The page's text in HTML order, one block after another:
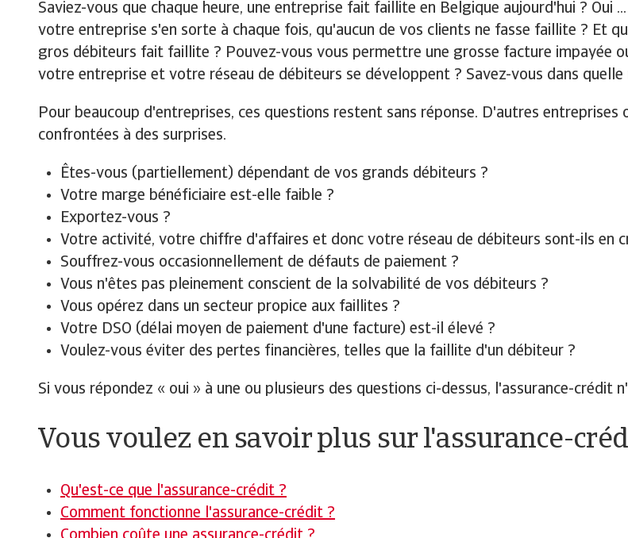
Saviez-vous que chaque heure, une entreprise fait faillite en Belgique aujourd'hui ? Oui
votre entreprise s'en sorte à chaque fois, qu'aucun de vos clients ne fasse faillite ? Et
gros débiteurs fait faillite ? Pouvez-vous vous permettre une grosse facture impayée
votre entreprise et votre réseau de débiteurs se développent ? Savez-vous dans
Pour beaucoup d'entreprises, ces questions restent sans réponse. D'autres
confrontées à des surprises.
Êtes-vous (partiellement) dépendant de vos grands débiteurs ?
Votre marge bénéficiaire est-elle faible ?
Exportez-vous ?
Votre activité, votre chiffre d'affaires et donc votre réseau de débiteurs sont-ils en
Souffrez-vous occasionnellement de défauts de paiement ?
Vous n'êtes pas pleinement conscient de la solvabilité de vos débiteurs ?
Vous opérez dans un secteur propice aux faillites ?
Votre DSO (délai moyen de paiement d'une facture) est-il élevé ?
Voulez-vous éviter des pertes financières, telles que la faillite d'un débiteur ?
Si vous répondez « oui » à une ou plusieurs des questions ci-dessus, l'assurance-crédit
Vous voulez en savoir plus sur l'assurance-
Qu'est-ce que l'assurance-crédit ?
Comment fonctionne l'assurance-crédit ?